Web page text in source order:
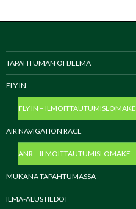
TAPAHTUMAN OHJELMA
FLY IN
FLY IN – ILMOITTAUTUMISLOMAKE
AIR NAVIGATION RACE
ANR – ILMOITTAUTUMISLOMAKE
MUKANA TAPAHTUMASSA
ILMA-ALUSTIEDOT